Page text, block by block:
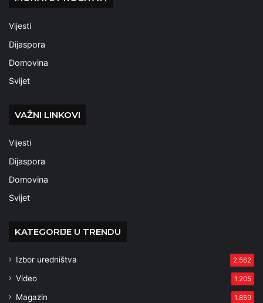
Vijesti
Dijaspora
Domovina
Svijet
VAŽNI LINKOVI
Vijesti
Dijaspora
Domovina
Svijet
KATEGORIJE U TRENDU
Izbor uredništva 2.562
Video 1.205
Magazin 1.859